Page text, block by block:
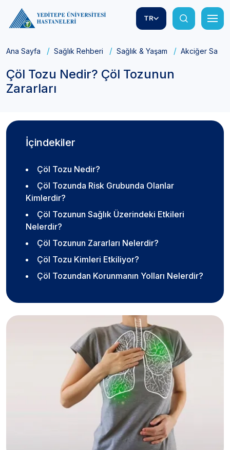
TR
Ana Sayfa Sağlık Rehberi Sağlık & Yaşam Akciğer
Çöl Tozu Nedir? Çöl Tozunun
Zararları
İçindekiler
Çöl Tozu Nedir?
Çöl Tozunda Risk Grubunda Olanlar
Kimlerdir?
Çöl Tozunun Sağlık Üzerindeki Etkileri
Nelerdir?
Çöl Tozunun Zararları Nelerdir?
Çöl Tozu Kimleri Etkiliyor?
Çöl Tozundan Korunmanın Yolları Nelerdir?